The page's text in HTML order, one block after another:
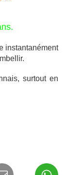
instantanément
surtout en